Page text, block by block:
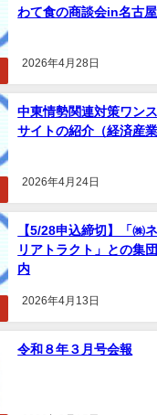
わて食の商談会in名古
2026年4月28日
中東情勢関連対策ワン
サイトの紹介（経済産業
2026年4月24日
【5/28申込締切】「㈱
リアトラクト」との集
内
2026年4月13日
令和８年３月号会報